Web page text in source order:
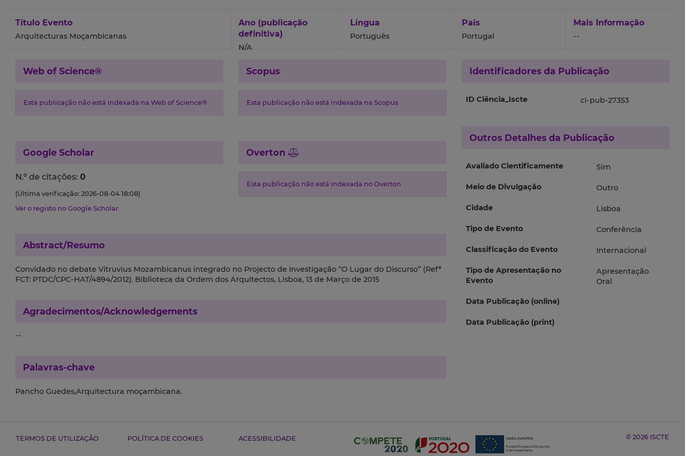
Título Evento
Arquitecturas Moçambicanas
Ano (publicação
definitiva)
N/A
Língua
Português
País
Portugal
Mais Informação
--
Web of Science®
Esta publicação não está indexada na Web of Science®
Scopus
Esta publicação não está indexada na Scopus
Google Scholar
N.º de citações: 0
(Última verificação: 2026-08-04 18:08)
Ver o registo no Google Scholar
Overton
Esta publicação não está indexada no Overton
Abstract/Resumo
Convidado no debate Vitruvius Mozambicanus integrado no Projecto de Investigação “O Lugar do Discurso” (Refª
FCT: PTDC/CPC-HAT/4894/2012). Biblioteca da Ordem dos Arquitectos, Lisboa, 13 de Março de 2015
Agradecimentos/Acknowledgements
--
Palavras-chave
Pancho Guedes,Arquitectura moçambicana.
Identificadores da Publicação
ID Ciência_Iscte ci-pub-27353
Outros Detalhes da Publicação
Avaliado Cientificamente Sim
Meio de Divulgação Outro
Cidade Lisboa
Tipo de Evento Conferência
Classificação do Evento Internacional
Tipo de Apresentação no
Evento
Apresentação
Oral
Data Publicação (online)
Data Publicação (print)
TERMOS DE UTILIZAÇÃO POLÍTICA DE COOKIES ACESSIBILIDADE © 2026 ISCTE